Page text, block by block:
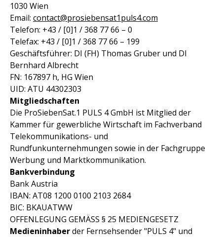
1030 Wien
Email: contact@prosiebensat1puls4.com
Telefon: +43 / [0]1 / 368 77 66 – 0
Telefax: +43 / [0]1 / 368 77 66 – 199
Geschäftsführer: DI (FH) Thomas Gruber und DI
Bernhard Albrecht
FN: 167897 h, HG Wien
UID: ATU 44302303
Mitgliedschaften
Die ProSiebenSat.1 PULS 4 GmbH ist Mitglied der
Kammer für gewerbliche Wirtschaft im Fachverband
Telekommunikations- und
Rundfunkunternehmungen sowie in der Fachgruppe
Werbung und Marktkommunikation.
Bankverbindung
Bank Austria
IBAN: AT08 1200 0100 2103 2684
BIC: BKAUATWW
OFFENLEGUNG GEMÄSS § 25 MEDIENGESETZ
Medieninhaberder Fernsehsender "PULS 4" und